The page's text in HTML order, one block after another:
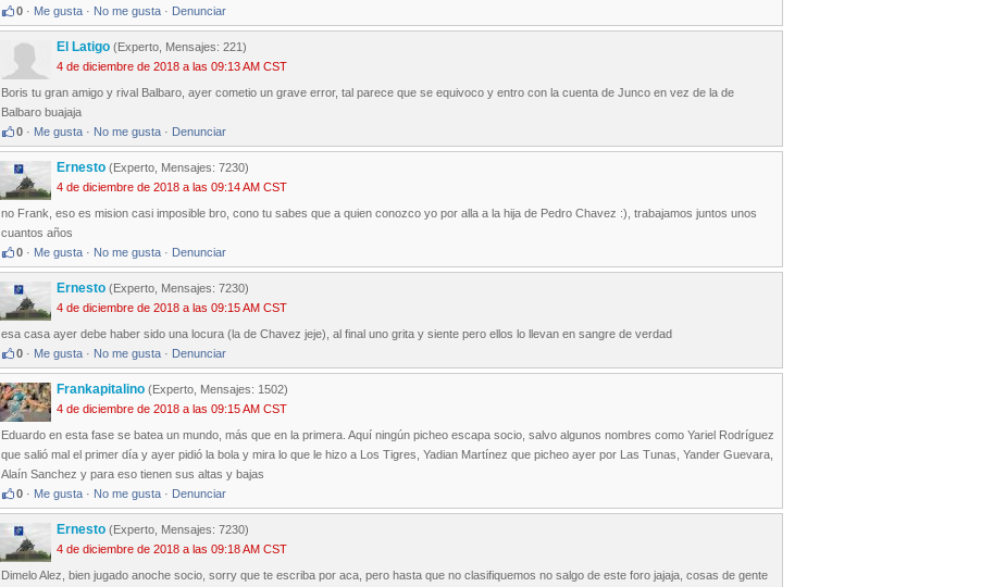
0 · Me gusta · No me gusta · Denunciar
El Latigo (Experto, Mensajes: 221)
4 de diciembre de 2018 a las 09:13 AM CST
Boris tu gran amigo y rival Balbaro, ayer cometio un grave error, tal parece que se equivoco y entro con la cuenta de Junco en vez de la de
Balbaro buajaja
0 · Me gusta · No me gusta · Denunciar
Ernesto (Experto, Mensajes: 7230)
4 de diciembre de 2018 a las 09:14 AM CST
no Frank, eso es mision casi imposible bro, cono tu sabes que a quien conozco yo por alla a la hija de Pedro Chavez :), trabajamos juntos unos
cuantos años
0 · Me gusta · No me gusta · Denunciar
Ernesto (Experto, Mensajes: 7230)
4 de diciembre de 2018 a las 09:15 AM CST
esa casa ayer debe haber sido una locura (la de Chavez jeje), al final uno grita y siente pero ellos lo llevan en sangre de verdad
0 · Me gusta · No me gusta · Denunciar
Frankapitalino (Experto, Mensajes: 1502)
4 de diciembre de 2018 a las 09:15 AM CST
Eduardo en esta fase se batea un mundo, más que en la primera. Aquí ningún picheo escapa socio, salvo algunos nombres como Yariel Rodríguez
que salió mal el primer día y ayer pidió la bola y mira lo que le hizo a Los Tigres, Yadian Martínez que picheo ayer por Las Tunas, Yander Guevara,
Alaín Sanchez y para eso tienen sus altas y bajas
0 · Me gusta · No me gusta · Denunciar
Ernesto (Experto, Mensajes: 7230)
4 de diciembre de 2018 a las 09:18 AM CST
Dimelo Alez, bien jugado anoche socio, sorry que te escriba por aca, pero hasta que no clasifiquemos no salgo de este foro jajaja, cosas de gente